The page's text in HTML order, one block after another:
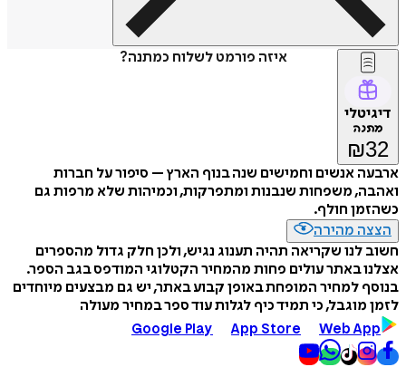
איזה פורמט לשלוח כמתנה?
דיגיטלי
מתנה
₪32
ארבעה אנשים וחמישים שנה בנוף הארץ – סיפור על חברות
ואהבה, משפחות שנבנות ומתפרקות, וכמיהות שלא מרפות גם
כשהזמן חולף.
הצצה מהירה
חשוב לנו שקריאה תהיה תענוג נגיש, ולכן חלק גדול מהספרים
אצלנו באתר עולים פחות מהמחיר הקטלוגי המודפס בגב הספר.
בנוסף למחיר המופחת באופן קבוע באתר, יש גם מבצעים מיוחדים
לזמן מוגבל, כי תמיד כיף לגלות עוד ספר במחיר מעולה
Google Play
App Store Web App